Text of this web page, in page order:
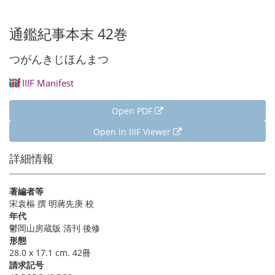
通鑑紀事本末 42巻
つがんきじほんまつ
IIIF Manifest
Open PDF
Open in IIIF Viewer
詳細情報
著編者等
宋袁樞 撰 明蔣先庚 校
年代
鬱岡山房蔵版 清刊 後修
形態
28.0 x 17.1 cm. 42冊
請求記号